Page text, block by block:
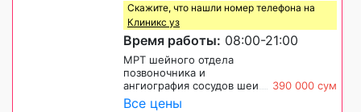
Скажите, что нашли номер телефона на
Клиникс уз
Время работы: 08:00-21:00
МРТ шейного отдела
позвоночника и
ангиография сосудов шеи
390 000 сум
Все цены